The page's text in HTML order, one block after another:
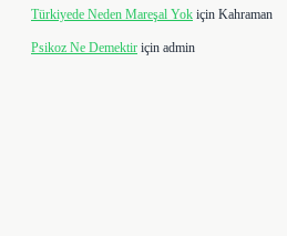
Türkiyede Neden Mareşal Yok için Kahraman
Psikoz Ne Demektir için admin